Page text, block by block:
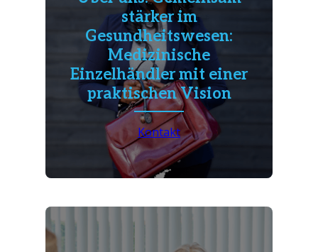
stärker im
Gesundheitswesen:
Medizinische
Einzelhändler mit einer
praktischen Vision
Kontakt